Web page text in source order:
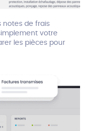
notes de frais
votre
les pièces pour